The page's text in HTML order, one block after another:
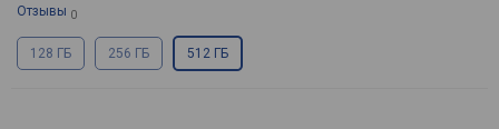
Отзывы 0
128 ГБ 256 ГБ 512 ГБ